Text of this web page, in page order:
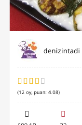
denizintadi
(12 oy, puan: 4.08)